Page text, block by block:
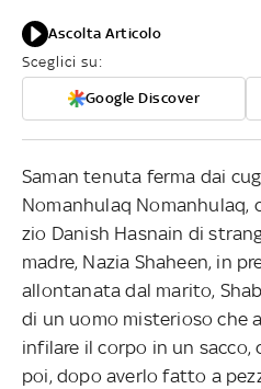
Ascolta Articolo
Sceglici su:
Google Discover
Saman tenuta ferma dai
Nomanhulaq Nomanhulaq,
zio Danish Hasnain di
madre, Nazia Shaheen, in
allontanata dal marito,
di un uomo misterioso che
infilare il corpo in un sacco,
poi, dopo averlo fatto a